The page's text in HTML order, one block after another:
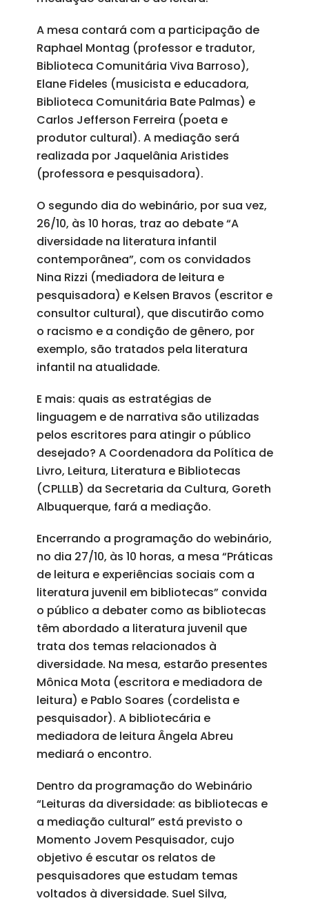
A mesa contará com a participação de
Raphael Montag (professor e tradutor,
Biblioteca Comunitária Viva Barroso),
Elane Fideles (musicista e educadora,
Biblioteca Comunitária Bate Palmas) e
Carlos Jefferson Ferreira (poeta e
produtor cultural). A mediação será
realizada por Jaquelânia Aristides
(professora e pesquisadora).
O segundo dia do webinário, por sua vez,
26/10, às 10 horas, traz ao debate “A
diversidade na literatura infantil
contemporânea”, com os convidados
Nina Rizzi (mediadora de leitura e
pesquisadora) e Kelsen Bravos (escritor e
consultor cultural), que discutirão como
o racismo e a condição de gênero, por
exemplo, são tratados pela literatura
infantil na atualidade.
E mais: quais as estratégias de
linguagem e de narrativa são utilizadas
pelos escritores para atingir o público
desejado? A Coordenadora da Política de
Livro, Leitura, Literatura e Bibliotecas
(CPLLLB) da Secretaria da Cultura, Goreth
Albuquerque, fará a mediação.
Encerrando a programação do webinário,
no dia 27/10, às 10 horas, a mesa “Práticas
de leitura e experiências sociais com a
literatura juvenil em bibliotecas” convida
o público a debater como as bibliotecas
têm abordado a literatura juvenil que
trata dos temas relacionados à
diversidade. Na mesa, estarão presentes
Mônica Mota (escritora e mediadora de
leitura) e Pablo Soares (cordelista e
pesquisador). A bibliotecária e
mediadora de leitura Ângela Abreu
mediará o encontro.
Dentro da programação do Webinário
“Leituras da diversidade: as bibliotecas e
a mediação cultural” está previsto o
Momento Jovem Pesquisador, cujo
objetivo é escutar os relatos de
pesquisadores que estudam temas
voltados à diversidade. Suel Silva,